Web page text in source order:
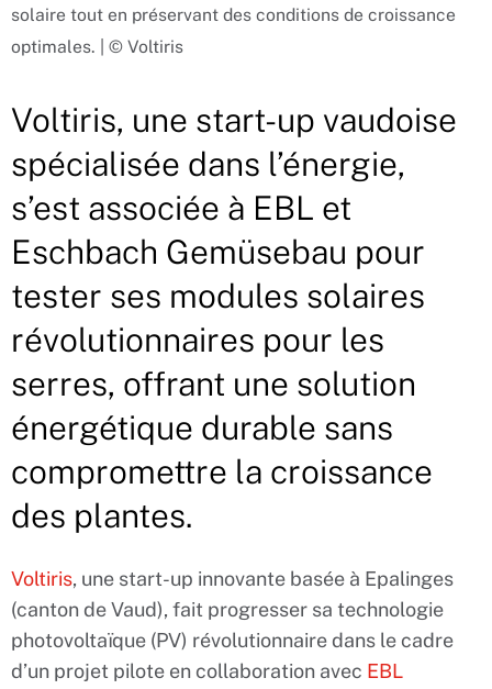
solaire tout en préservant des conditions de croissance
optimales. | © Voltiris
Voltiris, une start-up vaudoise
spécialisée dans l’énergie,
s’est associée à EBL et
Eschbach Gemüsebau pour
tester ses modules solaires
révolutionnaires pour les
serres, offrant une solution
énergétique durable sans
compromettre la croissance
des plantes.
Voltiris, une start-up innovante basée à Epalinges
(canton de Vaud), fait progresser sa technologie
photovoltaïque (PV) révolutionnaire dans le cadre
d’un projet pilote en collaboration avec EBL